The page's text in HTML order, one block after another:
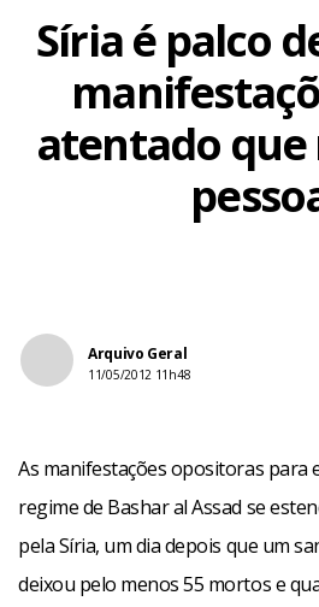
Síria é palco
atentado que
Arquivo Geral
11/05/2012 11h48
As manifestações opositoras para
regime de Bashar al Assad se
pela Síria, um dia depois que um
deixou pelo menos 55 mortos e